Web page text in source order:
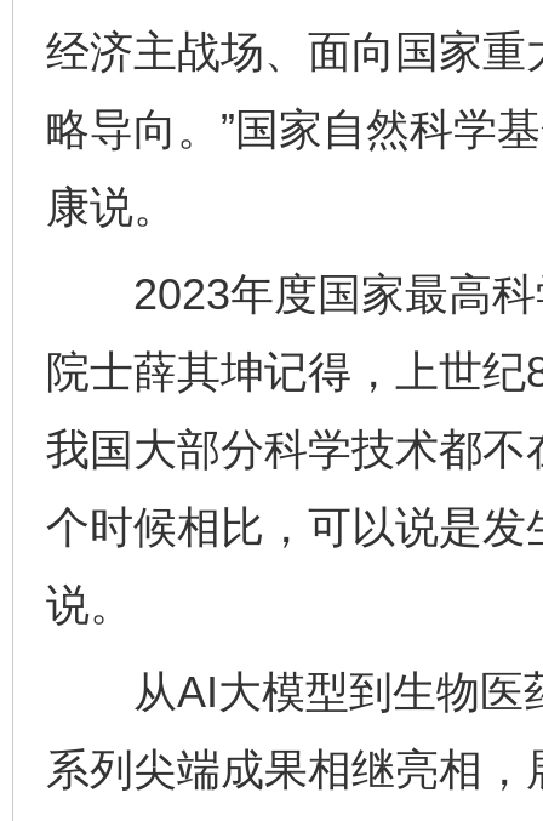
经济主战场、面向国家
略导向。”国家自然科学
康说。
2023年度国家最高科
院士薛其坤记得，上世
我国大部分科学技术都不
个时候相比，可以说是发
说。
从AI大模型到生物医
系列尖端成果相继亮相